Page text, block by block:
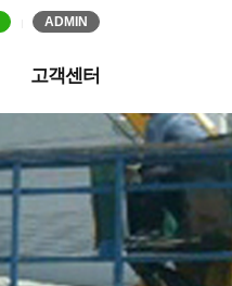
ADMIN
고객센터